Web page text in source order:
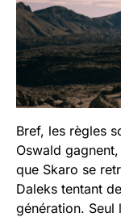
Bref, les règles
Oswald
que Skaro se
Daleks tentant
génération. Seul